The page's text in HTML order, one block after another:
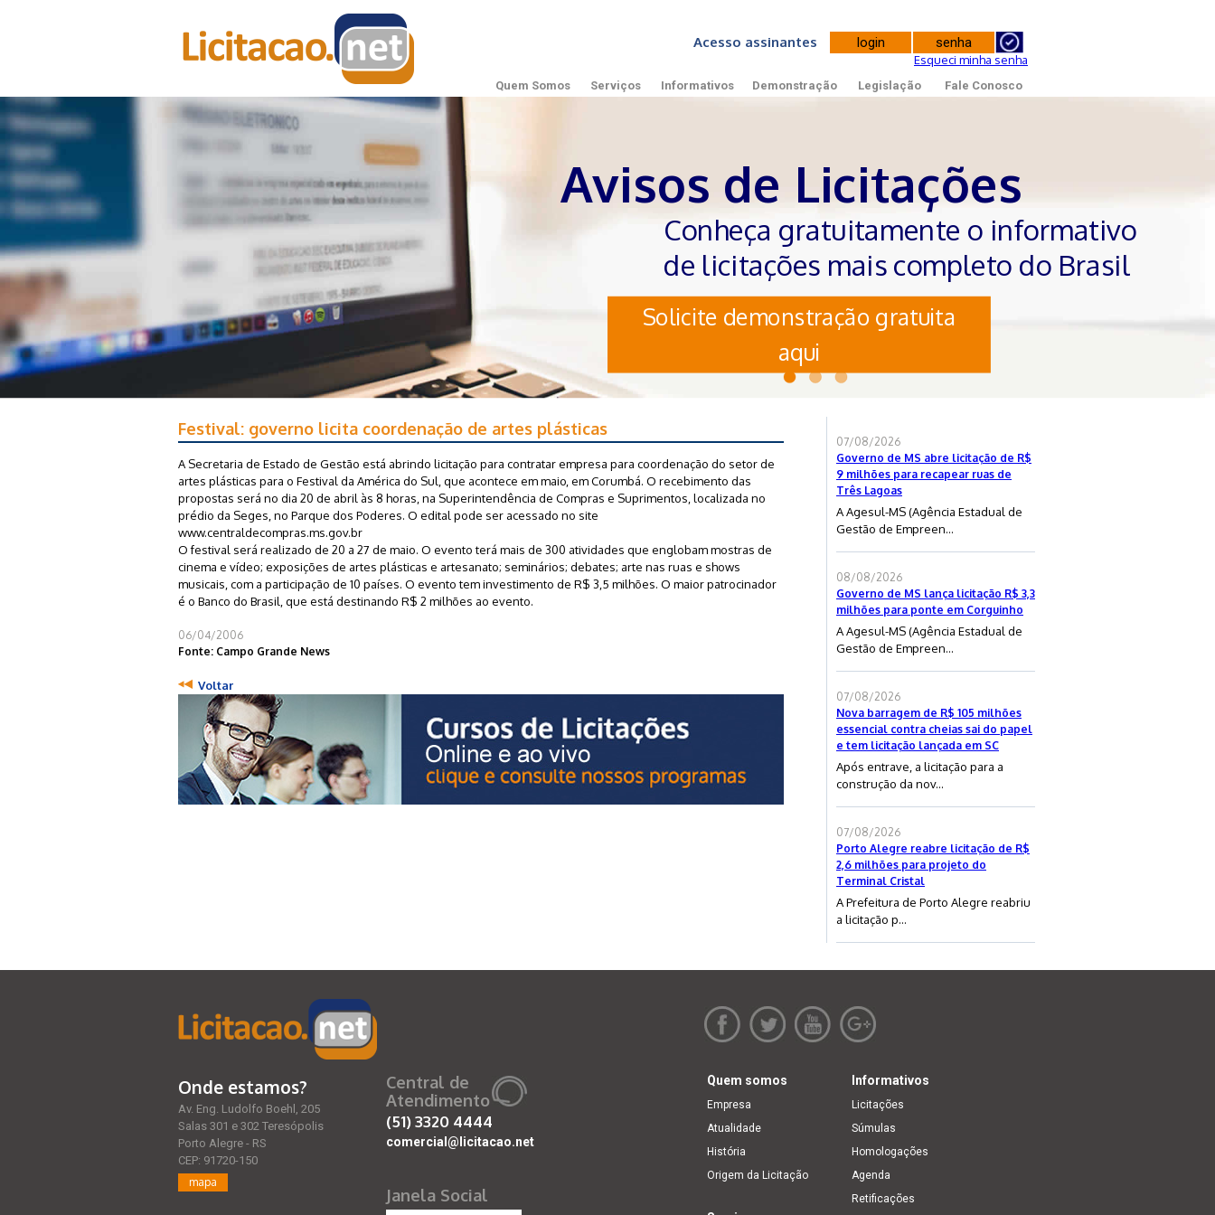
Acesso assinantes
Esqueci minha senha
Quem Somos Serviços Informativos Demonstração Legislação Fale Conosco
Avisos de Licitações
Conheça gratuitamente o informativo
de licitações mais completo do Brasil
Solicite demonstração gratuita
aqui
Festival: governo licita coordenação de artes plásticas
A Secretaria de Estado de Gestão está abrindo licitação para contratar empresa para coordenação do setor de
artes plásticas para o Festival da América do Sul, que acontece em maio, em Corumbá. O recebimento das
propostas será no dia 20 de abril às 8 horas, na Superintendência de Compras e Suprimentos, localizada no
prédio da Seges, no Parque dos Poderes. O edital pode ser acessado no site
www.centraldecompras.ms.gov.br
O festival será realizado de 20 a 27 de maio. O evento terá mais de 300 atividades que englobam mostras de
cinema e vídeo; exposições de artes plásticas e artesanato; seminários; debates; arte nas ruas e shows
musicais, com a participação de 10 países. O evento tem investimento de R$ 3,5 milhões. O maior patrocinador
é o Banco do Brasil, que está destinando R$ 2 milhões ao evento.
06/04/2006
Fonte: Campo Grande News
Voltar
07/08/2026
Governo de MS abre licitação de R$
9 milhões para recapear ruas de
Três Lagoas
A Agesul-MS (Agência Estadual de
Gestão de Empreen...
08/08/2026
Governo de MS lança licitação R$ 3,3
milhões para ponte em Corguinho
A Agesul-MS (Agência Estadual de
Gestão de Empreen...
07/08/2026
Nova barragem de R$ 105 milhões
essencial contra cheias sai do papel
e tem licitação lançada em SC
Após entrave, a licitação para a
construção da nov...
07/08/2026
Porto Alegre reabre licitação de R$
2,6 milhões para projeto do
Terminal Cristal
A Prefeitura de Porto Alegre reabriu
a licitação p...
Onde estamos?
Av. Eng. Ludolfo Boehl, 205
Salas 301 e 302 Teresópolis
Porto Alegre - RS
CEP: 91720-150
mapa
Central de
Atendimento
(51)3320 4444
comercial@licitacao.net
Janela Social
Quem somos
Empresa
Atualidade
História
Origem da Licitação
Informativos
Licitações
Súmulas
Homologações
Agenda
Retificações